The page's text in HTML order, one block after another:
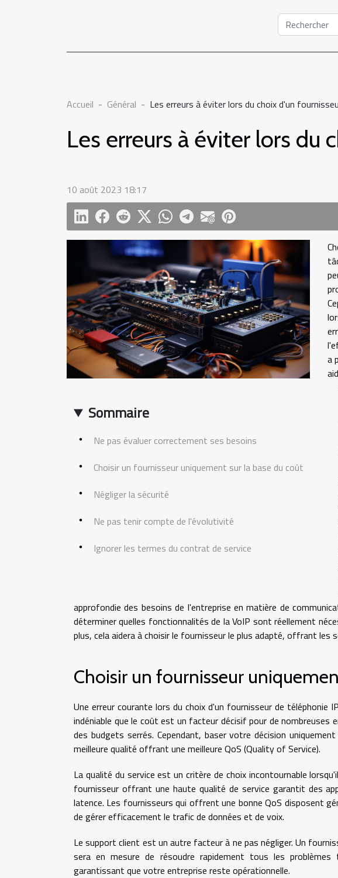
Accueil Général Les erreurs à éviter lors du choix d'un
Les erreurs à éviter lors du
10 août 2023 18:17
Sommaire
Ne pas évaluer correctement ses besoins
Choisir un fournisseur uniquement sur la base du coût
Négliger la sécurité
Ne pas tenir compte de l'évolutivité
Ignorer les termes du contrat de service
a
approfondie des besoins de l'entreprise en matière de
déterminer quelles fonctionnalités de la VoIP sont réellement
plus, cela aidera à choisir le fournisseur le plus adapté, offrant les
Choisir un fournisseur
Une erreur courante lors du choix d'un fournisseur de
indéniable que le coût est un facteur décisif pour de
des budgets serrés. Cependant, baser votre décision
meilleure qualité offrant une meilleure QoS (Quality of Service).
La qualité du service est un critère de choix incontournable
fournisseur offrant une haute qualité de service garantit des
latence. Les fournisseurs qui offrent une bonne QoS disposent
de gérer efficacement le trafic de données et de voix.
Le support client est un autre facteur à ne pas négliger. Un
sera en mesure de résoudre rapidement tous les
garantissant que votre entreprise reste opérationnelle.